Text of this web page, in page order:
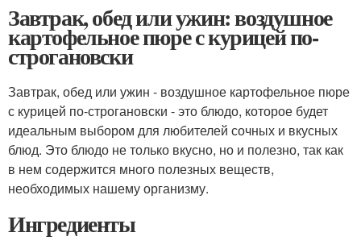
Завтрак, обед или ужин: воздушное
картофельное пюре с курицей по-
строгановски
Завтрак, обед или ужин - воздушное картофельное пюре
с курицей по-строгановски - это блюдо, которое будет
идеальным выбором для любителей сочных и вкусных
блюд. Это блюдо не только вкусно, но и полезно, так как
в нем содержится много полезных веществ,
необходимых нашему организму.
Ингредиенты